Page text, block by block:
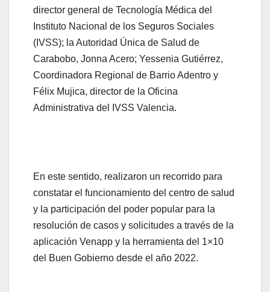
director general de Tecnología Médica del
Instituto Nacional de los Seguros Sociales
(IVSS); la Autoridad Única de Salud de
Carabobo, Jonna Acero; Yessenia Gutiérrez,
Coordinadora Regional de Barrio Adentro y
Félix Mujica, director de la Oficina
Administrativa del IVSS Valencia.
En este sentido, realizaron un recorrido para
constatar el funcionamiento del centro de salud
y la participación del poder popular para la
resolución de casos y solicitudes a través de la
aplicación Venapp y la herramienta del 1×10
del Buen Gobierno desde el año 2022.